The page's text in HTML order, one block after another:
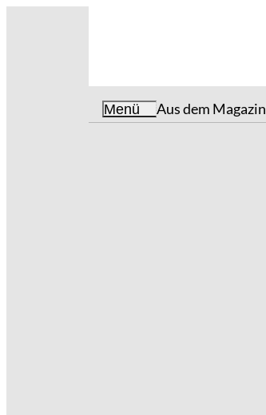
Menü Aus dem Magazin